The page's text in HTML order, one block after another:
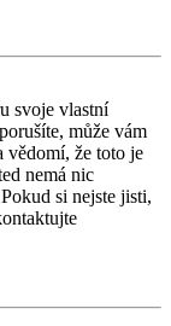
svoje vlastní
může vám
vědomí, že toto je
nemá nic
si nejste jisti,